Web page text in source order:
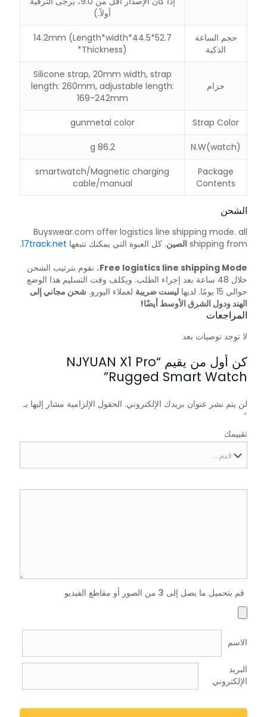
أولاً.)
حجم الساعة
الذكية
52.7*44.5*14.2mm (Length*width
*Thickness)
حزام
Silicone strap, 20mm width, strap
length: 260mm, adjustable length:
169-242mm
Strap Color
gunmetal color
N.W(watch)
86.2 g
Package
Contents
smartwatch/Magnetic charging
cable/manual
الشحن
Buyswear.com offer logistics line shipping mode. all
shipping from الصين. كل العبوة التي يمكنك تتبعها 17track.net
.
Free logistics line shipping Mode، نقوم بترتيب الشحن
خلال 48 ساعة بعد إجراء الطلب. ويكلف وقت التسليم هذا الوضع
حوالي 15 يومًا. لديها
ليست ضريبة لعملاء اليورو. شحن مجاني إلى
الهند ودول الشرق الأوسط أيضًا!
المراجعات
لا توجد توصيات بعد
كن أول من يقيم “NJYUAN X1 Pro
Rugged Smart Watch”
لن يتم نشر عنوان بريدك الإلكتروني. الحقول الإلزامية مشار إليها بـ
*
تقييمك
قم بتحميل ما يصل إلى 3 من الصور أو مقاطع الفيديو
الاسم
البريد
الإلكتروني